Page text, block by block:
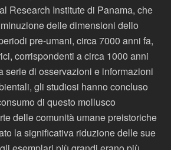
Research Institute di Panama, che
delle dimensioni dello
pre-umani, circa 7000 anni fa,
corrispondenti a circa 1000 anni
serie di osservazioni e informazioni
gli studiosi hanno concluso
di questo mollusco
delle comunità umane preistoriche
la significativa riduzione delle sue